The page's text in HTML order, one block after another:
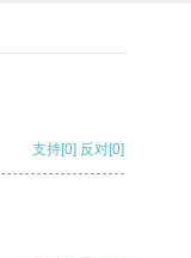
支持[0] 反对[0]